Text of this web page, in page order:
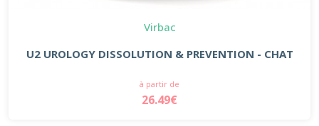
Virbac
U2 UROLOGY DISSOLUTION & PREVENTION - CHAT
à partir de
26.49€